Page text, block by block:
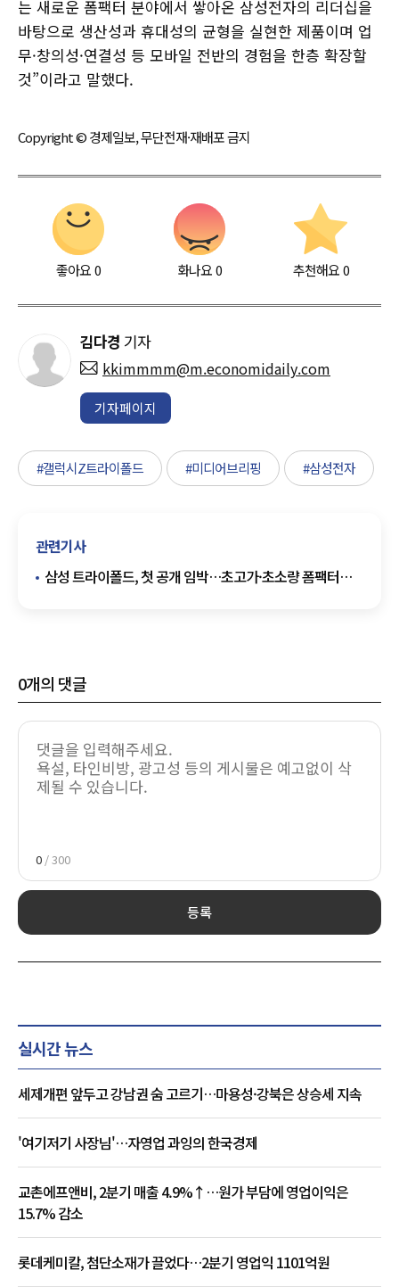
는 새로운 폼팩터 분야에서 쌓아온 삼성전자의 리더십을
바탕으로 생산성과 휴대성의 균형을 실현한 제품이며 업
무·창의성·연결성 등 모바일 전반의 경험을 한층 확장할
것”이라고 말했다.
Copyright © 경제일보, 무단전재·재배포 금지
좋아요0 화나요0 추천해요 0
김다경 기자
kkimmmm@m.economidaily.com
기자페이지
#갤럭시Z트라이폴드 #미디어브리핑 #삼성전자
관련기사
삼성 트라이폴드, 첫 공개 임박…초고가·초소량 폼팩터
0개의 댓글
0 / 300
등록
실시간 뉴스
세제개편 앞두고 강남권 숨 고르기…마용성·강북은 상승세 지속
'여기저기 사장님'…자영업 과잉의 한국경제
교촌에프앤비, 2분기 매출 4.9%↑…원가 부담에 영업이익은
15.7% 감소
롯데케미칼, 첨단소재가 끌었다…2분기 영업익 1101억원